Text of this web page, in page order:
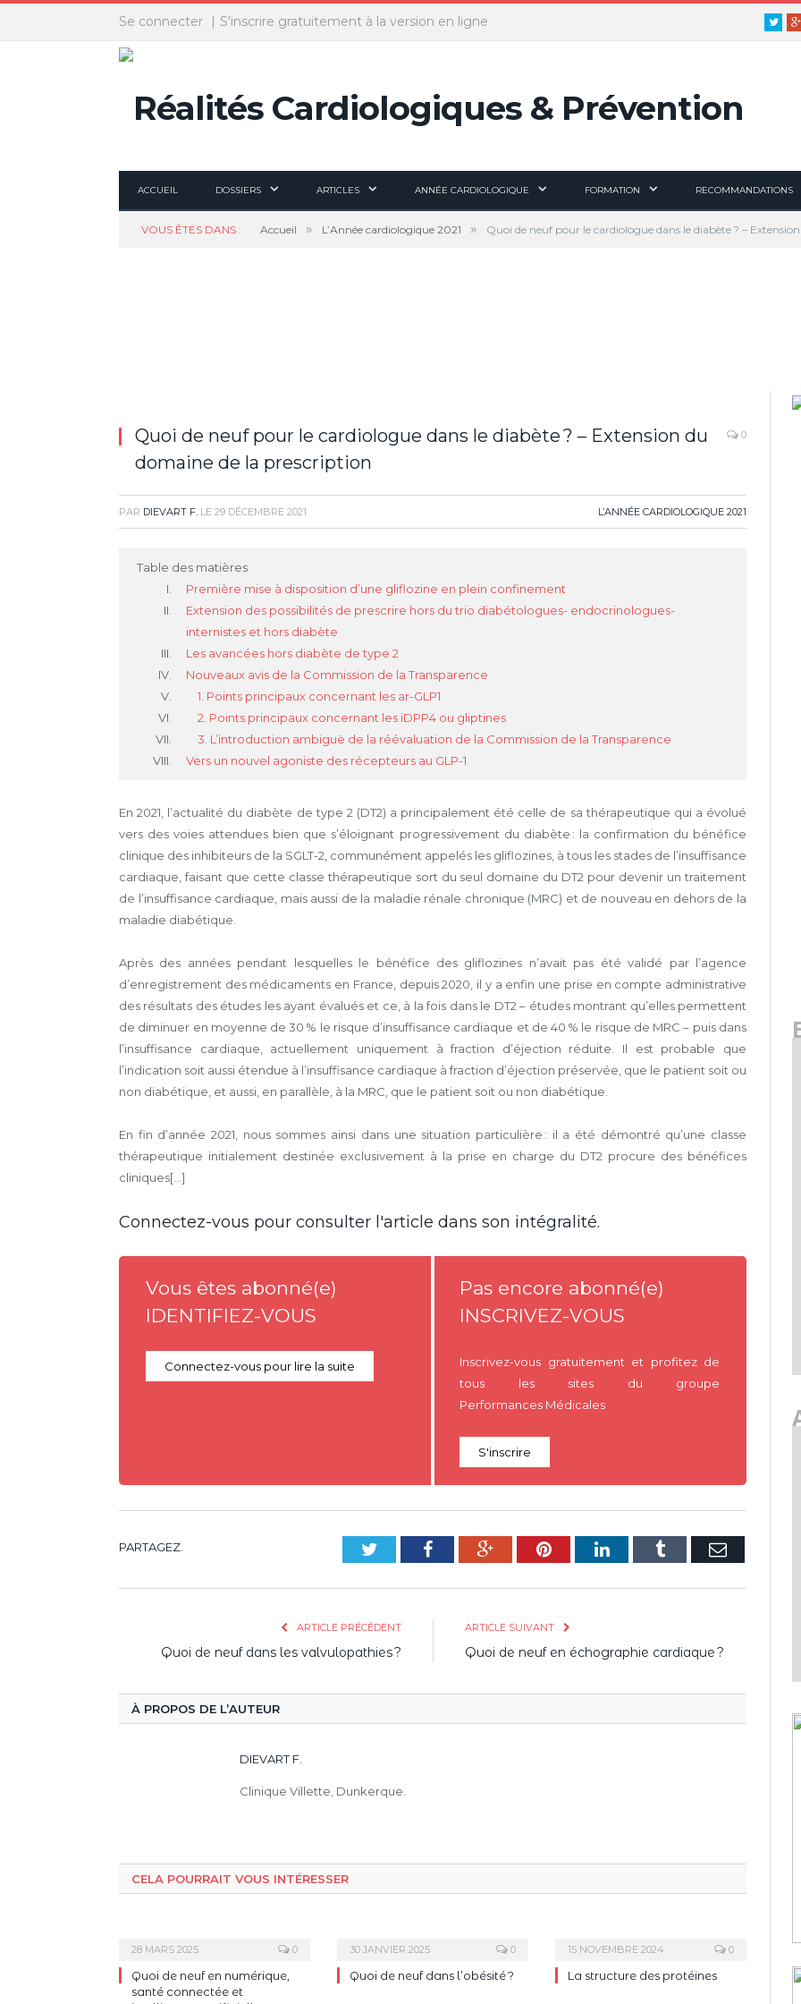
Panneau de gestion des cookies
Twitter
Se connecter S'inscrire gratuitement à la version en ligne
ACCUEIL DOSSIERS ARTICLES ANNÉE CARDIOLOGIQUE FORMATION RECOMMANDATIONS
VOUS ÊTES DANS : Accueil » L’Année cardiologique 2021 » Quoi de neuf pour le cardiologue dans le diabète ? –
Quoi de neuf pour le cardiologue dans le diabète ? – Extension du
domaine de la prescription
0
PAR DIEVART F. LE 29 DÉCEMBRE 2021 L’ANNÉE CARDIOLOGIQUE 2021
Table des matières
Première mise à disposition d’une gliflozine en plein confinement
Extension des possibilités de prescrire hors du trio diabétologues- endocrinologues-
internistes et hors diabète
Les avancées hors diabète de type 2
Nouveaux avis de la Commission de la Transparence
1. Points principaux concernant les ar-GLP1
2. Points principaux concernant les iDPP4 ou gliptines
3. L’introduction ambiguë de la réévaluation de la Commission de la Transparence
Vers un nouvel agoniste des récepteurs au GLP-1
En 2021, l’actualité du diabète de type 2 (DT2) a principalement été celle de sa thérapeutique qui a évolué
vers des voies attendues bien que s’éloignant progressivement du diabète : la confirmation du bénéfice
clinique des inhibiteurs de la SGLT-2, communément appelés les gliflozines, à tous les stades de l’insuffisance
cardiaque, faisant que cette classe thérapeutique sort du seul domaine du DT2 pour devenir un traitement
de l’insuffisance cardiaque, mais aussi de la maladie rénale chronique (MRC) et de nouveau en dehors de la
maladie diabétique.
Après des années pendant lesquelles le bénéfice des gliflozines n’avait pas été validé par l’agence
d’enregistrement des médicaments en France, depuis 2020, il y a enfin une prise en compte administrative
des résultats des études les ayant évalués et ce, à la fois dans le DT2 – études montrant qu’elles permettent
de diminuer en moyenne de 30 % le risque d’insuffisance cardiaque et de 40 % le risque de MRC – puis dans
l’insuffisance cardiaque, actuellement uniquement à fraction d’éjection réduite. Il est probable que
l’indication soit aussi étendue à l’insuffisance cardiaque à fraction d’éjection préservée, que le patient soit ou
non diabétique, et aussi, en parallèle, à la MRC, que le patient soit ou non diabétique.
En fin d’année 2021, nous sommes ainsi dans une situation particulière : il a été démontré qu’une classe
thérapeutique initialement destinée exclusivement à la prise en charge du DT2 procure des bénéfices
cliniques[...]
Connectez-vous pour consulter l'article dans son intégralité.
Vous êtes abonné(e)
IDENTIFIEZ-VOUS
Connectez-vous pour lire la suite
Pas encore abonné(e)
INSCRIVEZ-VOUS
Inscrivez-vous gratuitement et profitez de
tous les sites du groupe
Performances Médicales
S'inscrire
PARTAGEZ. TwitterFacebookGoogle+PinterestLinkedInTumblr E-
ARTICLE PRÉCÉDENT
Quoi de neuf dans les valvulopathies ?
ARTICLE SUIVANT
Quoi de neuf en échographie cardiaque ?
À PROPOS DE L’AUTEUR
DIEVART F.
Clinique Villette, Dunkerque.
CELA POURRAIT VOUS INTÉRESSER
28 MARS 2025 0
Quoi de neuf en numérique,
santé connectée et
30 JANVIER 2025 0
Quoi de neuf dans l’obésité ?
15 NOVEMBRE 2024 0
La structure des protéines